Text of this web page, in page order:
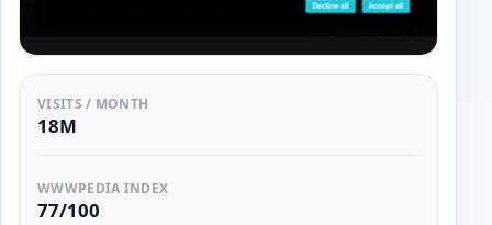
VISITS / MONTH
18M
WWWPEDIA INDEX
77/100